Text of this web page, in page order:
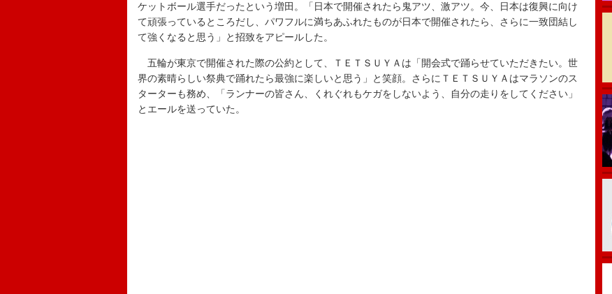
ケットボール選手だったという増田。「日本で開催されたら鬼アツ、激アツ。今、日本は復興に向け
て頑張っているところだし、パワフルに満ちあふれたものが日本で開催されたら、さらに一致団結し
て強くなると思う」と招致をアピールした。
五輪が東京で開催された際の公約として、ＴＥＴＳＵＹＡは「開会式で踊らせていただきたい。世
界の素晴らしい祭典で踊れたら最強に楽しいと思う」と笑顔。さらにＴＥＴＳＵＹＡはマラソンのス
ターターも務め、「ランナーの皆さん、くれぐれもケガをしないよう、自分の走りをしてください」
とエールを送っていた。